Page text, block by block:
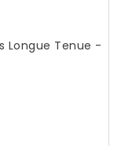
Longue Tenue -